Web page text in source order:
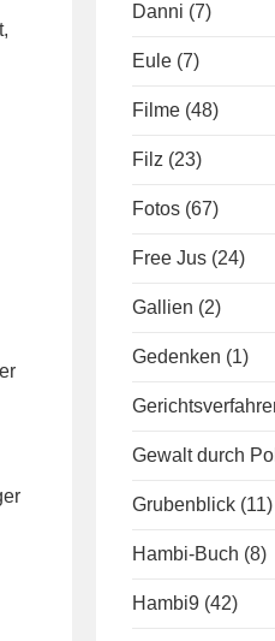
Danni (7)
Eule (7)
Filme (48)
Filz (23)
Fotos (67)
Free Jus (24)
Gallien (2)
Gedenken (1)
Gewalt durch
Grubenblick (11)
Hambi-Buch (8)
Hambi9 (42)